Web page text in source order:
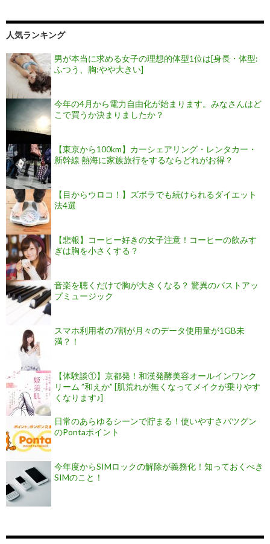
人気ランキング
男が本当に求める女子の理想的体型1位は[身長・体型:
ふつう、胸:やや大きい]
今年の4月から電力自由化が始まります。みなさんはど
こで買うか決まりましたか？
【東京から100km】カーシェアリング・レンタカー・
新幹線 熱海に家族旅行をするならどれがお得？
【目からウロコ！】ズボラでも続けられるダイエット
法4選
【悲報】コーヒー好きの女子注意！コーヒーの飲みす
ぎは胸を小さくする？
音楽を聴くだけで胸が大きくなる？ 驚異のバストアッ
プミュージック
スマホ利用者の7割が月々のデータ使用量が1GB未
満？！
【体験談①】京都発！和漢発酵美容オールインワンク
リーム ”和えか” [肌荒れが無くなってメイクが乗りやす
くなります♪]
日常のあらゆるシーンで貯まる！使いやすさバツグン
のPontaポイント
今年度からSIMロックの解除が義務化！知っておくべき
SIMのこと！